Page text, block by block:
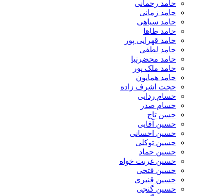
حامد رحمانی
حامد زمانی
حامد سیاهی
حامد طاها
حامد قهرایی پور
حامد لطفی
حامد محضرنیا
حامد ملک پور
حامد همایون
حجت اشرف زاده
حسام ردایی
حسام صدر
حسن تاج
حسین آقایی
حسین احسانی
حسین توکلی
حسین حماد
حسین غربت خواه
حسین فتحی
حسین قنبری
حسین گنجی